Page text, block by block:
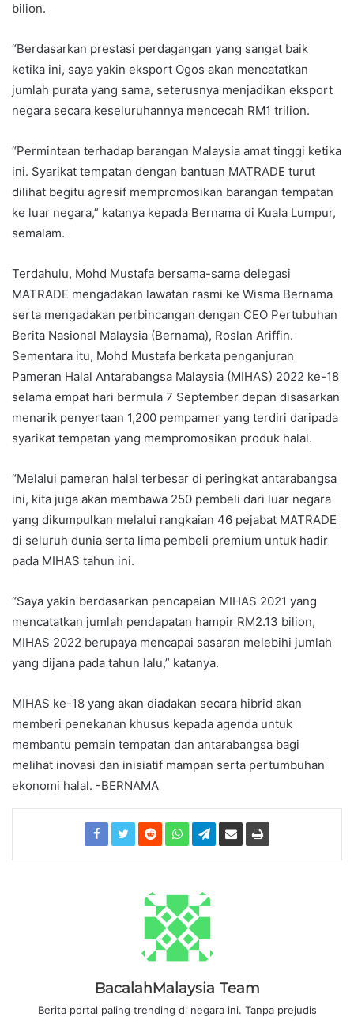
bilion.
“Berdasarkan prestasi perdagangan yang sangat baik
ketika ini, saya yakin eksport Ogos akan mencatatkan
jumlah purata yang sama, seterusnya menjadikan eksport
negara secara keseluruhannya mencecah RM1 trilion.
“Permintaan terhadap barangan Malaysia amat tinggi ketika
ini. Syarikat tempatan dengan bantuan MATRADE turut
dilihat begitu agresif mempromosikan barangan tempatan
ke luar negara,” katanya kepada Bernama di Kuala Lumpur,
semalam.
Terdahulu, Mohd Mustafa bersama-sama delegasi
MATRADE mengadakan lawatan rasmi ke Wisma Bernama
serta mengadakan perbincangan dengan CEO Pertubuhan
Berita Nasional Malaysia (Bernama), Roslan Ariffin.
Sementara itu, Mohd Mustafa berkata penganjuran
Pameran Halal Antarabangsa Malaysia (MIHAS) 2022 ke-18
selama empat hari bermula 7 September depan disasarkan
menarik penyertaan 1,200 pempamer yang terdiri daripada
syarikat tempatan yang mempromosikan produk halal.
“Melalui pameran halal terbesar di peringkat antarabangsa
ini, kita juga akan membawa 250 pembeli dari luar negara
yang dikumpulkan melalui rangkaian 46 pejabat MATRADE
di seluruh dunia serta lima pembeli premium untuk hadir
pada MIHAS tahun ini.
“Saya yakin berdasarkan pencapaian MIHAS 2021 yang
mencatatkan jumlah pendapatan hampir RM2.13 bilion,
MIHAS 2022 berupaya mencapai sasaran melebihi jumlah
yang dijana pada tahun lalu,” katanya.
MIHAS ke-18 yang akan diadakan secara hibrid akan
memberi penekanan khusus kepada agenda untuk
membantu pemain tempatan dan antarabangsa bagi
melihat inovasi dan inisiatif mampan serta pertumbuhan
ekonomi halal. -BERNAMA
BacalahMalaysia Team
Berita portal paling trending di negara ini. Tanpa prejudis